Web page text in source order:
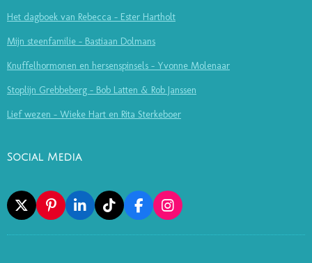
Het dagboek van Rebecca - Ester Hartholt
Mijn steenfamilie - Bastiaan Dolmans
Knuffelhormonen en hersenspinsels - Yvonne Molenaar
Stoplijn Grebbeberg - Bob Latten & Rob Janssen
Lief wezen - Wieke Hart en Rita Sterkeboer
Social Media
X
P
I
N
L
I
N
T
I
K
F
A
C
I
N
S